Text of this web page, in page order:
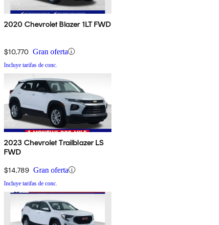
2020 Chevrolet Blazer 1LT FWD
$10,770 Gran oferta
Incluye tarifas de conc.
2023 Chevrolet Trailblazer LS
FWD
$14,789 Gran oferta
Incluye tarifas de conc.